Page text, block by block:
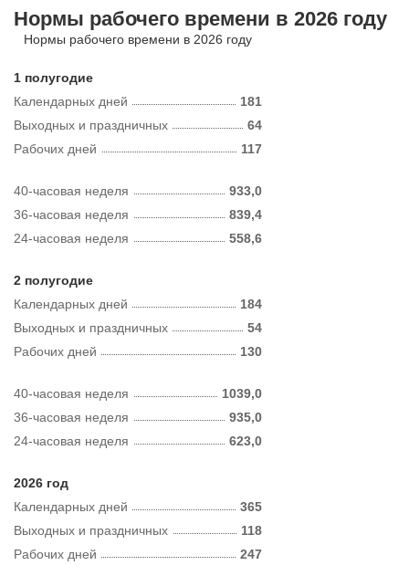
Нормы рабочего времени в 2026 году
Нормы рабочего времени в 2026 году
1 полугодие
Календарных дней
181
Рабочих дней 117
Выходных и праздничных 64
40-часовая неделя
933,0
36-часовая неделя
839,4
24-часовая неделя
558,6
2 полугодие
Календарных дней
184
Рабочих дней 130
Выходных и праздничных 54
40-часовая неделя
1039,0
36-часовая неделя
935,0
24-часовая неделя
623,0
2026 год
Календарных дней
365
Рабочих дней 247
Выходных и праздничных 118